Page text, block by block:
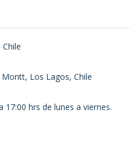
Los Lagos, Chile
17:00 hrs de lunes a viernes.